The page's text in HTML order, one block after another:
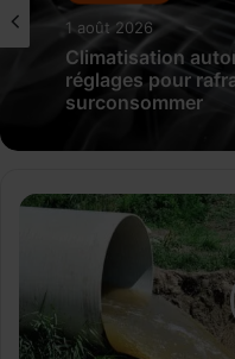
1 août 2026
Climatisation
réglages pour
surconsommer
R
S